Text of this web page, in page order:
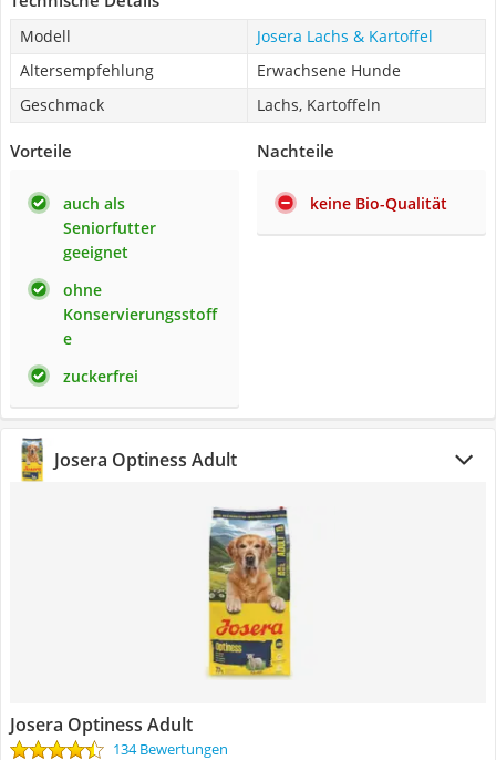
Modell
Josera Lachs & Kartoffel
Altersempfehlung
Erwachsene Hunde
Geschmack
Lachs, Kartoffeln
Vorteile
auch als
Seniorfutter
geeignet
ohne
Konservierungsstoff
e
zuckerfrei
Nachteile
keine Bio-Qualität
Josera Optiness Adult
Josera Optiness Adult
134 Bewertungen